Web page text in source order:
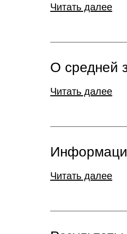
Читать далее
О средней
Читать далее
Читать далее